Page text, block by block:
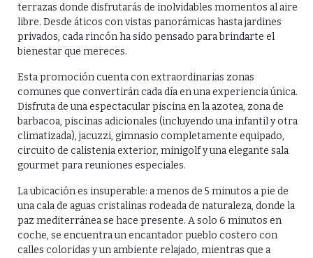
terrazas donde disfrutarás de inolvidables momentos al aire
libre. Desde áticos con vistas panorámicas hasta jardines
privados, cada rincón ha sido pensado para brindarte el
bienestar que mereces.
Esta promoción cuenta con extraordinarias zonas
comunes que convertirán cada día en una experiencia única.
Disfruta de una espectacular piscina en la azotea, zona de
barbacoa, piscinas adicionales (incluyendo una infantil y otra
climatizada), jacuzzi, gimnasio completamente equipado,
circuito de calistenia exterior, minigolf y una elegante sala
gourmet para reuniones especiales.
La ubicación es insuperable: a menos de 5 minutos a pie de
una cala de aguas cristalinas rodeada de naturaleza, donde la
paz mediterránea se hace presente. A solo 6 minutos en
coche, se encuentra un encantador pueblo costero con
calles coloridas y un ambiente relajado, mientras que a